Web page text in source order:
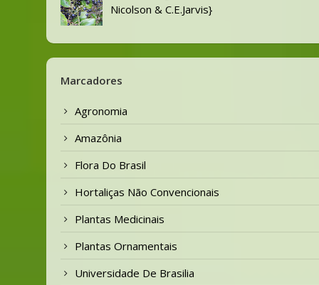
Nicolson & C.E.Jarvis}
Marcadores
Agronomia
Amazônia
Flora Do Brasil
Hortaliças Não Convencionais
Plantas Medicinais
Plantas Ornamentais
Universidade De Brasilia